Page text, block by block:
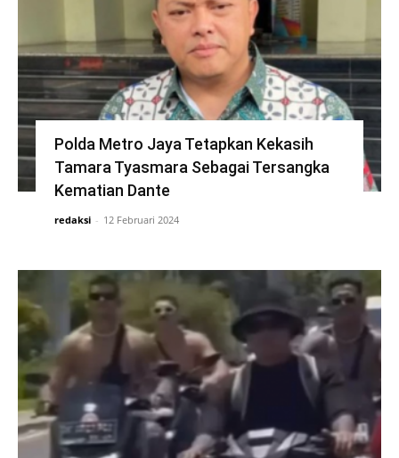
Polda Metro Jaya Tetapkan Kekasih
Tamara Tyasmara Sebagai Tersangka
Kematian Dante
redaksi - 12 Februari 2024